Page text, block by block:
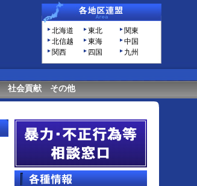
北海道 東北
関東
北信越
東海
中国
関西
四国 九州
社会貢献 その他